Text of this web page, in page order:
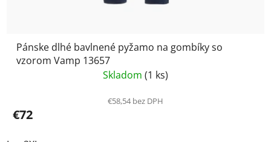
Pánske dlhé bavlnené pyžamo na gombíky so
vzorom Vamp 13657
Skladom (1 ks)
€58,54 bez DPH
€72